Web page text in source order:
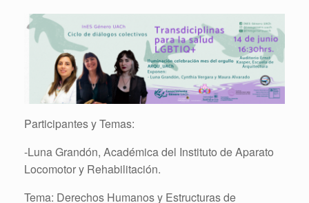
Participantes y Temas:
-Luna Grandón, Académica del Instituto de Aparato
Locomotor y Rehabilitación.
Tema: Derechos Humanos y Estructuras de